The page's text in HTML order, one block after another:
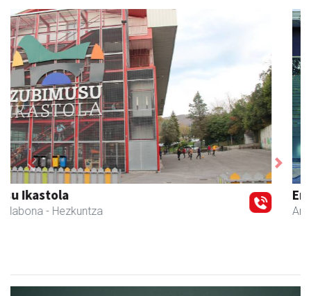
Ernaitza liburu-denda
Andoain - Liburu-dendak
Previous Next